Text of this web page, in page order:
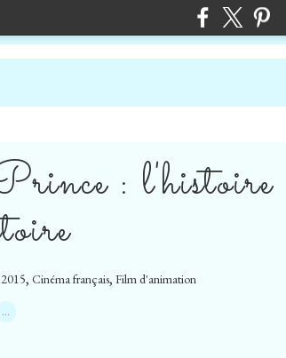
: l'histoire
, Cinéma français, Film d'animation
…